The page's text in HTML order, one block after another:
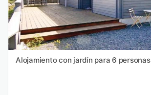
Alojamiento con jardín para 6 personas